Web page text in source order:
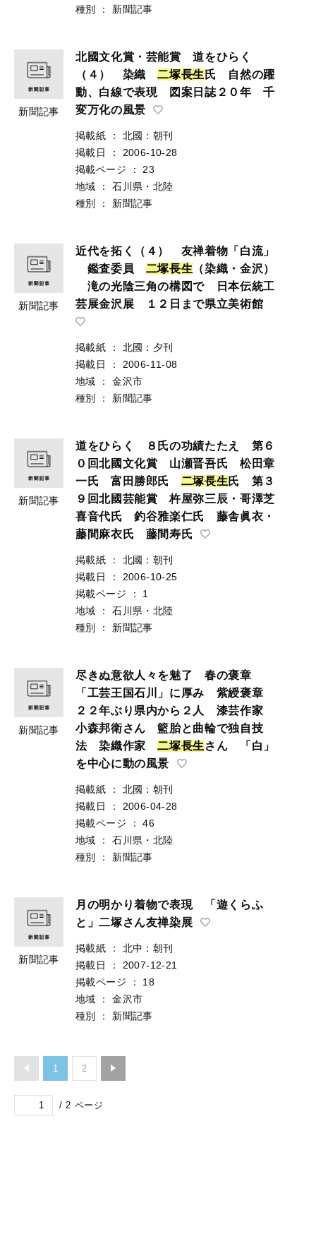
種別
： 新聞記事
新聞記事
北國文化賞・芸能賞 道をひらく
（４） 染織二塚長生 氏 自然の躍
動、白線で表現 図案日誌２０年 千
変万化の風景
掲載紙 ：
北國：朝刊
掲載日
：
2006-10-28
掲載ページ
：
23
地域
：
石川県・北陸
種別
： 新聞記事
新聞記事
近代を拓く（４） 友禅着物「白流」
鑑査委員 二塚長生 （染織・金沢）
滝の光陰三角の構図で 日本伝統工
芸展金沢展 １２日まで県立美術館
掲載紙 ：
北國：夕刊
掲載日
：
2006-11-08
地域
：
金沢市
種別
： 新聞記事
新聞記事
道をひらく ８氏の功績たたえ 第６
０回北國文化賞 山瀬晋吾氏 松田章
一氏 富田勝郎氏 二塚長生 氏 第３
９回北國芸能賞 杵屋弥三辰・哥澤芝
喜音代氏 釣谷雅楽仁氏 藤舎眞衣・
藤間麻衣氏 藤間寿氏
掲載紙 ：
北國：朝刊
掲載日
：
2006-10-25
掲載ページ
：
1
地域
：
石川県・北陸
種別
： 新聞記事
新聞記事
尽きぬ意欲人々を魅了 春の褒章
「工芸王国石川」に厚み 紫綬褒章
２２年ぶり県内から２人 漆芸作家
小森邦衛さん 籃胎と曲輪で独自技
法 染織作家二塚長生 さん 「白」
を中心に動の風景
掲載紙 ：
北國：朝刊
掲載日
：
2006-04-28
掲載ページ
：
46
地域
：
石川県・北陸
種別
： 新聞記事
新聞記事
月の明かり着物で表現 「遊くらふ
と」二塚さん友禅染展
掲載紙 ：
北中：朝刊
掲載日
：
2007-12-21
掲載ページ
：
18
地域
：
金沢市
種別
： 新聞記事
1 2
/ 2 ページ